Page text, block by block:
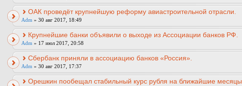
ОАК проведёт крупнейшую реформу авиастроительной отрасли.
Adm » 30 авг 2017, 18:49
Крупнейшие банки объявили о выходе из Ассоциации банков РФ.
Adm » 17 июл 2017, 20:58
Сбербанк приняли в ассоциацию банков «Россия».
Adm » 30 авг 2017, 17:37
Орешкин пообещал стабильный курс рубля на ближайшие месяцы.